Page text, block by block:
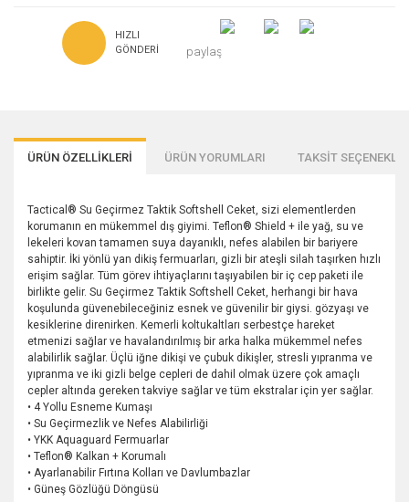
HIZLI
GÖNDERI
paylaş
ÜRÜN ÖZELLİKLERİ ÜRÜN YORUMLARI TAKSİT
Tactical® Su Geçirmez Taktik Softshell Ceket, sizi elementlerden
korumanın en mükemmel dış giyimi. Teflon® Shield + ile yağ, su ve
lekeleri kovan tamamen suya dayanıklı, nefes alabilen bir bariyere
sahiptir. İki yönlü yan dikiş fermuarları, gizli bir ateşli silah taşırken hızlı
erişim sağlar. Tüm görev ihtiyaçlarını taşıyabilen bir iç cep paketi ile
birlikte gelir. Su Geçirmez Taktik Softshell Ceket, herhangi bir hava
koşulunda güvenebileceğiniz esnek ve güvenilir bir giysi. gözyaşı ve
kesiklerine direnirken. Kemerli koltukaltları serbestçe hareket
etmenizi sağlar ve havalandırılmış bir arka halka mükemmel nefes
alabilirlik sağlar. Üçlü iğne dikişi ve çubuk dikişler, stresli yıpranma ve
yıpranma ve iki gizli belge cepleri de dahil olmak üzere çok amaçlı
cepler altında gereken takviye sağlar ve tüm ekstralar için yer sağlar.
• 4 Yollu Esneme Kumaşı
• Su Geçirmezlik ve Nefes Alabilirliği
• YKK Aquaguard Fermuarlar
• Teflon® Kalkan + Korumalı
• Ayarlanabilir Fırtına Kolları ve Davlumbazlar
• Güneş Gözlüğü Döngüsü